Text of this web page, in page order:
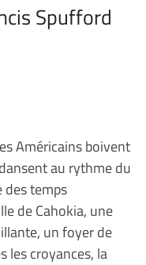
Spufford
Américains boivent
au rythme du
temps
de Cahokia, une
un foyer de
les croyances, la